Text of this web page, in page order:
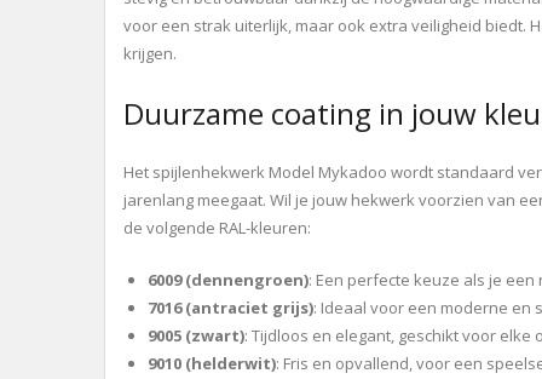
voor een strak uiterlijk, maar ook extra veiligheid biedt.
krijgen.
Duurzame coating in jouw
Het spijlenhekwerk Model Mykadoo wordt standaard
jarenlang meegaat. Wil je jouw hekwerk voorzien van
de volgende RAL-kleuren:
6009 (dennengroen): Een perfecte keuze als je
7016 (antraciet grijs): Ideaal voor een moderne en
9005 (zwart): Tijdloos en elegant, geschikt voor elke
9010 (helderwit): Fris en opvallend, voor een